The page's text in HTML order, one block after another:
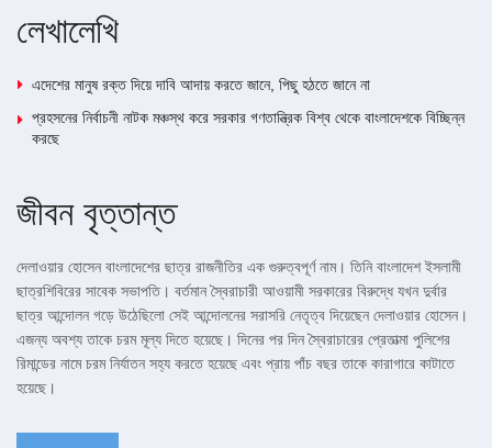
লেখালেখি
এদেশের মানুষ রক্ত দিয়ে দাবি আদায় করতে জানে, পিছু হঠতে জানে না
প্রহসনের নির্বাচনী নাটক মঞ্চস্থ করে সরকার গণতান্ত্রিক বিশ্ব থেকে বাংলাদেশকে বিচ্ছিন্ন
করছে
জীবন বৃত্তান্ত
দেলাওয়ার হোসেন বাংলাদেশের ছাত্র রাজনীতির এক গুরুত্বপূর্ণ নাম। তিনি বাংলাদেশ ইসলামী
ছাত্রশিবিরের সাবেক সভাপতি। বর্তমান স্বৈরাচারী আওয়ামী সরকারের বিরুদ্ধে যখন দুর্বার
ছাত্র আন্দোলন গড়ে উঠেছিলো সেই আন্দোলনের সরাসরি নেতৃত্ব দিয়েছেন দেলাওয়ার হোসেন।
এজন্য অবশ্য তাকে চরম মূল্য দিতে হয়েছে। দিনের পর দিন স্বৈরাচারের প্রেতাত্মা পুলিশের
রিমান্ডের নামে চরম নির্যাতন সহ্য করতে হয়েছে এবং প্রায় পাঁচ বছর তাকে কারাগারে কাটাতে
হয়েছে।